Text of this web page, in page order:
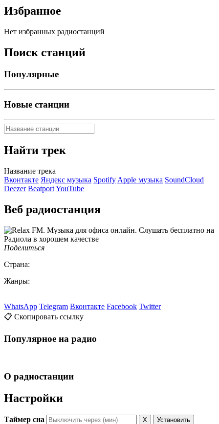
Избранное
Нет избранных радиостанций
Поиск станций
Популярные
Новые станции
Найти трек
Название трека
Вконтакте Яндекс музыка Spotify Apple музыка SoundCloud
Deezer BeatportYouTube
Веб радиостанция
Поделиться
Страна:
Жанры:
WhatsApp Telegram Вконтакте Facebook Twitter
📋 Скопировать ссылку
Популярное на радио
О радиостанции
Настройки
Таймер сна X Установить